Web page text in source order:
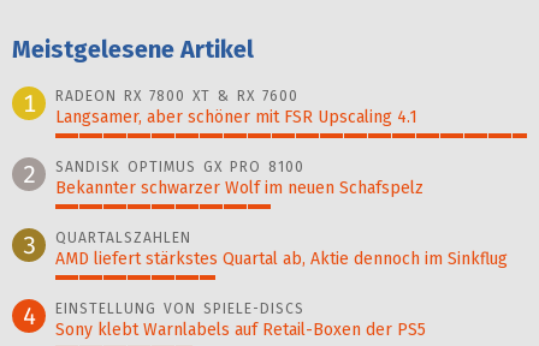
Meistgelesene Artikel
1
RADEON RX 7800 XT & RX 7600
Langsamer, aber schöner mit FSR Upscaling 4.1
100%
2 SANDISK OPTIMUS GX PRO 8100
Bekannter schwarzer Wolf im neuen Schafspelz
46%
3 QUARTALSZAHLEN
AMD liefert stärkstes Quartal ab, Aktie dennoch im Sinkflug
34%
4 EINSTELLUNG VON SPIELE-DISCS
Sony klebt Warnlabels auf Retail-Boxen der PS5